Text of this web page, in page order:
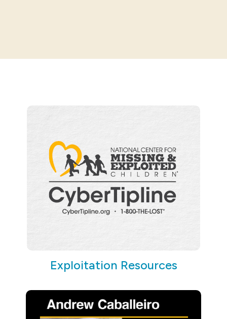
Exploitation Resources